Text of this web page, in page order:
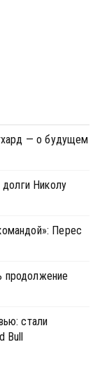
— о будущем
Николу
Перес
продолжение
стали
Bull